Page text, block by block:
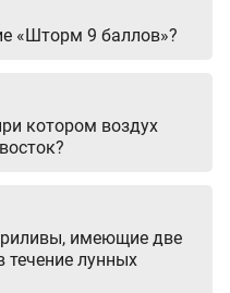
«Шторм 9 баллов»?
котором воздух
имеющие две
лунных